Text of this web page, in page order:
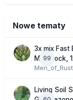
Nowe tematy
99
3x mix Fast
Moonrock,
Men_of_Rust
Living Soil